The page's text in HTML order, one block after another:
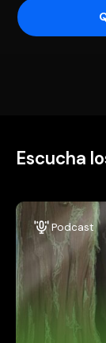
Un giro
al aire libre.
través de
planeta.